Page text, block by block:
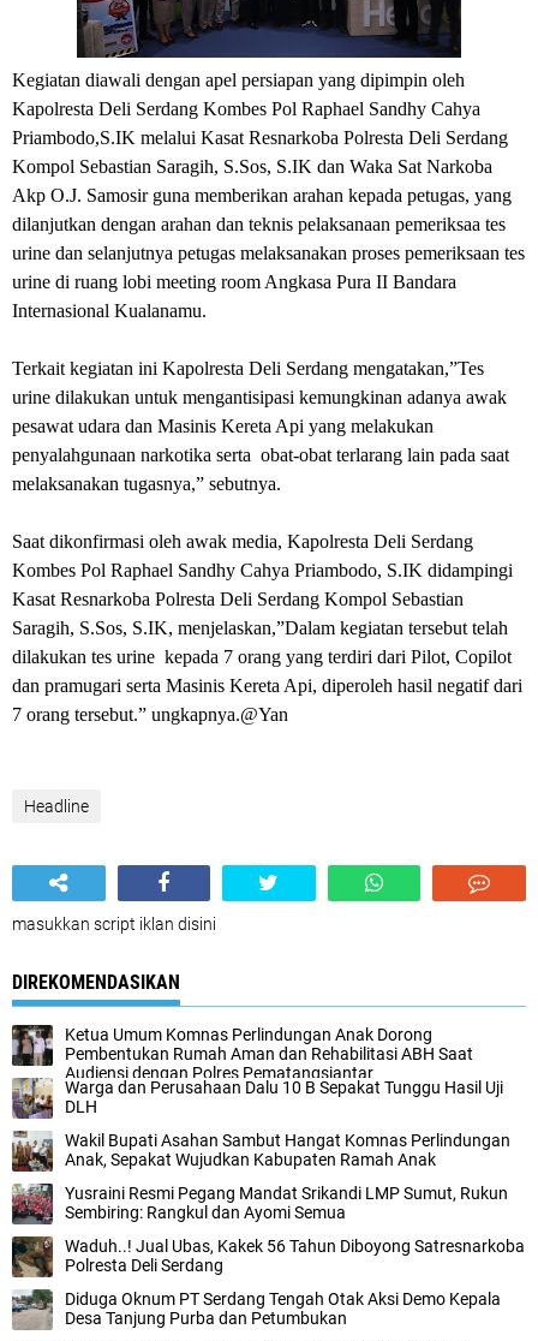
Kegiatan diawali dengan apel persiapan yang dipimpin oleh
Kapolresta Deli Serdang Kombes Pol Raphael Sandhy Cahya
Priambodo,S.IK melalui Kasat Resnarkoba Polresta Deli Serdang
Kompol Sebastian Saragih, S.Sos, S.IK dan Waka Sat Narkoba
Akp O.J. Samosir guna memberikan arahan kepada petugas, yang
dilanjutkan dengan arahan dan teknis pelaksanaan pemeriksaa tes
urine dan selanjutnya petugas melaksanakan proses pemeriksaan tes
urine di ruang lobi meeting room Angkasa Pura II Bandara
Internasional Kualanamu.
Terkait kegiatan ini Kapolresta Deli Serdang mengatakan,”Tes
urine dilakukan untuk mengantisipasi kemungkinan adanya awak
pesawat udara dan Masinis Kereta Api yang melakukan
penyalahgunaan narkotika serta obat-obat terlarang lain pada saat
melaksanakan tugasnya,” sebutnya.
Saat dikonfirmasi oleh awak media, Kapolresta Deli Serdang
Kombes Pol Raphael Sandhy Cahya Priambodo, S.IK didampingi
Kasat Resnarkoba Polresta Deli Serdang Kompol Sebastian
Saragih, S.Sos, S.IK, menjelaskan,”Dalam kegiatan tersebut telah
dilakukan tes urine kepada 7 orang yang terdiri dari Pilot, Copilot
dan pramugari serta Masinis Kereta Api, diperoleh hasil negatif dari
7 orang tersebut.” ungkapnya.@Yan
Headline
masukkan script iklan disini
DIREKOMENDASIKAN
Ketua Umum Komnas Perlindungan Anak Dorong
Pembentukan Rumah Aman dan Rehabilitasi ABH Saat
Audiensi dengan Polres Pematangsiantar
Warga dan Perusahaan Dalu 10 B Sepakat Tunggu Hasil Uji
DLH
Wakil Bupati Asahan Sambut Hangat Komnas Perlindungan
Anak, Sepakat Wujudkan Kabupaten Ramah Anak
Yusraini Resmi Pegang Mandat Srikandi LMP Sumut, Rukun
Sembiring: Rangkul dan Ayomi Semua
Waduh..! Jual Ubas, Kakek 56 Tahun Diboyong Satresnarkoba
Polresta Deli Serdang
Diduga Oknum PT Serdang Tengah Otak Aksi Demo Kepala
Desa Tanjung Purba dan Petumbukan